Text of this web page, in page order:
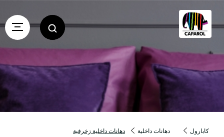
كابارول دهانات داخلية دهانات داخلية زخرفية